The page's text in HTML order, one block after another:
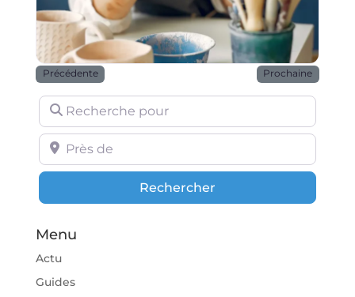
Précédente Prochaine
Recherche pour
Près de
RechercherRechercher
Menu
Actu
Guides